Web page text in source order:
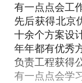
有一点点会工
先后获得北京
十余个方案设
年年都有优秀
负责工程获得
有一点点会学